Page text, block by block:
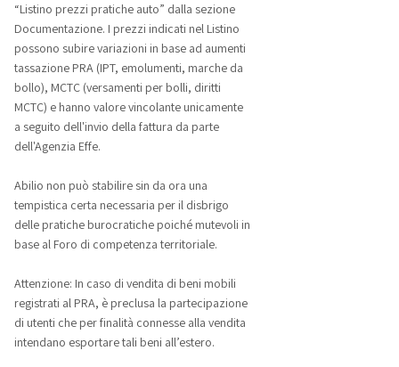
“Listino prezzi pratiche auto” dalla sezione
Documentazione. I prezzi indicati nel Listino
possono subire variazioni in base ad aumenti
tassazione PRA (IPT, emolumenti, marche da
bollo), MCTC (versamenti per bolli, diritti
MCTC) e hanno valore vincolante unicamente
a seguito dell'invio della fattura da parte
dell'Agenzia Effe.
Abilio non può stabilire sin da ora una
tempistica certa necessaria per il disbrigo
delle pratiche burocratiche poiché mutevoli in
base al Foro di competenza territoriale.
Attenzione: In caso di vendita di beni mobili
registrati al PRA, è preclusa la partecipazione
di utenti che per finalità connesse alla vendita
intendano esportare tali beni all’estero.